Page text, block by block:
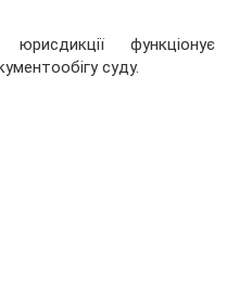
функціонує
суду.